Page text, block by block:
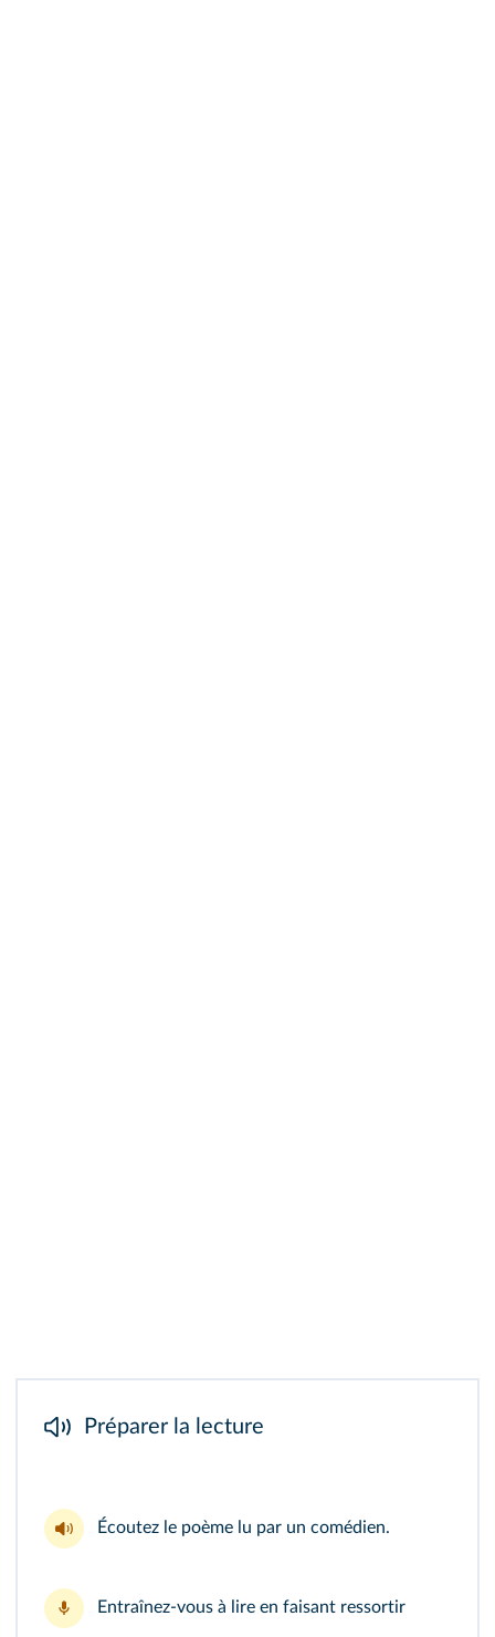
Préparer la lecture
Écoutez le poème lu par un comédien.
Entraînez-vous à lire en faisant ressortir